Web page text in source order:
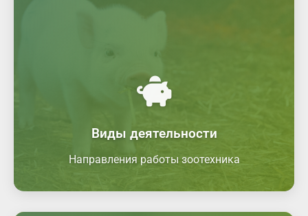
Виды деятельности
Направления работы зоотехника
Организация содержания животных
Производство продукции животноводства
Первичная переработка продукции
продукции